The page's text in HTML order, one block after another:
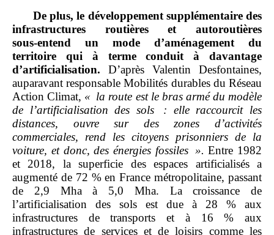
De plus, le développement supplémentaire des
infrastructures routières et autoroutières
sous‑entend un mode d’aménagement du
territoire qui à terme conduit à davantage
d’artificialisation. D’après Valentin Desfontaines,
auparavant responsable Mobilités durables du Réseau
Action Climat, « la route est le bras armé du modèle
de l’artificialisation des sols
: elle raccourcit les
distances, ouvre sur des zones d’activités
commerciales, rend les citoyens prisonniers de la
voiture, et donc, des énergies fossiles ».Entre 1982
et 2018, la superficie des espaces artificialisés a
augmenté de 72 % en France métropolitaine, passant
de 2,9 Mha à 5,0 Mha. La croissance de
l’artificialisation des sols est due à 28 % aux
infrastructures de transports et à 16 % aux
infrastructures de services et de loisirs comme les